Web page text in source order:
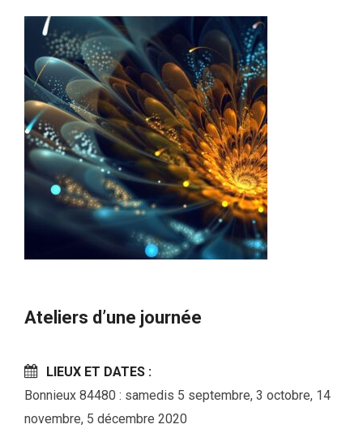
Ateliers d’une journée
LIEUX ET DATES :
Bonnieux 84480 : samedis 5 septembre, 3 octobre, 14
novembre, 5 décembre 2020